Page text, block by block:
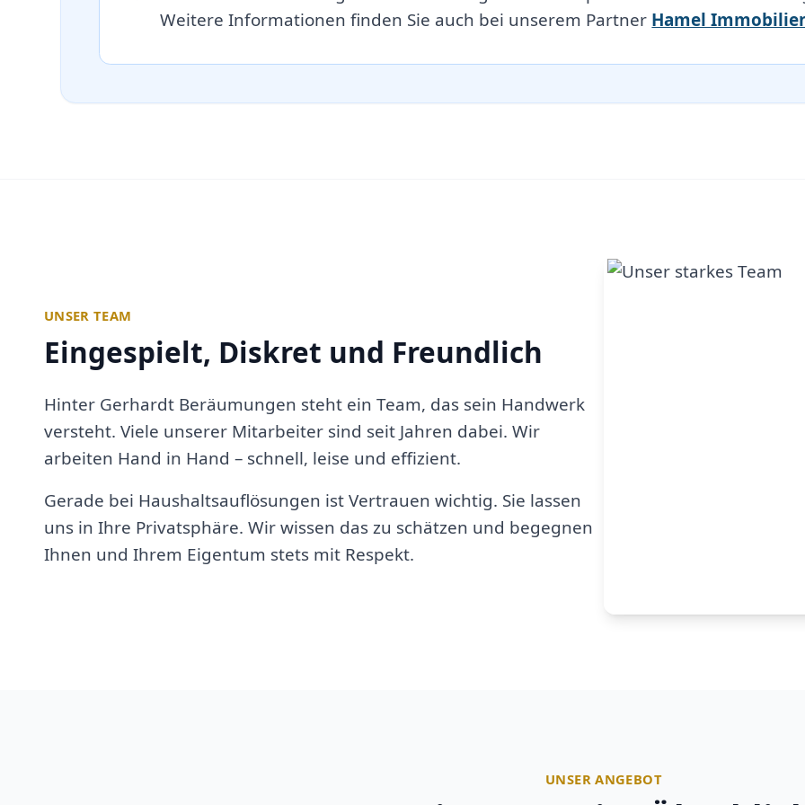
Weitere Informationen finden Sie auch bei unserem Partner Hamel
UNSER TEAM
Eingespielt, Diskret und Freundlich
Hinter Gerhardt Beräumungen steht ein Team, das sein Handwerk
versteht. Viele unserer Mitarbeiter sind seit Jahren dabei. Wir
arbeiten Hand in Hand – schnell, leise und effizient.
Gerade bei Haushaltsauflösungen ist Vertrauen wichtig. Sie lassen
uns in Ihre Privatsphäre. Wir wissen das zu schätzen und begegnen
Ihnen und Ihrem Eigentum stets mit Respekt.
UNSER ANGEBOT